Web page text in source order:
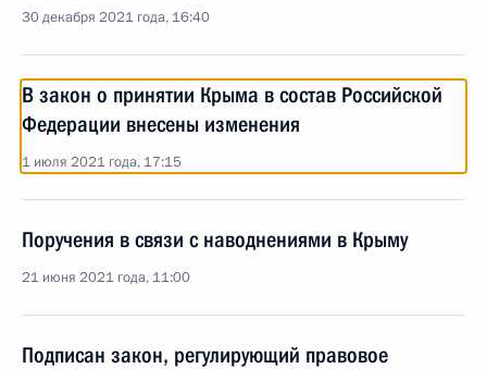
30 декабря 2021 года, 16:40
В закон о принятии Крыма в состав Российской
Федерации внесены изменения
1 июля 2021 года, 17:15
Поручения в связи с наводнениями в Крыму
21 июня 2021 года, 11:00
Подписан закон, регулирующий правовое